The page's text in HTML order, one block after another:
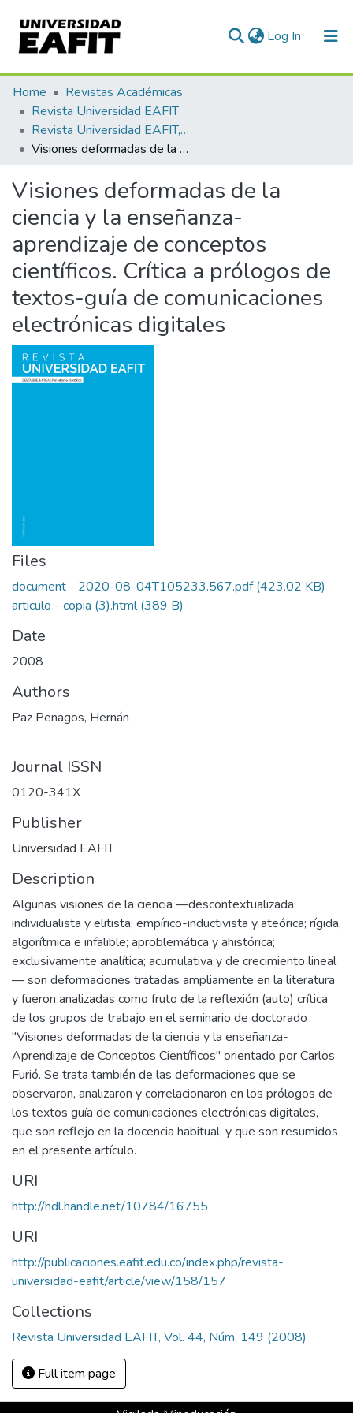
Log In (current)
Communities & Collections
All of DSpace
Statistics
Home
Revistas Académicas
Revista Universidad EAFIT
Revista Universidad EAFIT, Vol. 44, Núm. 149 (2008)
Visiones deformadas de la ciencia y la enseñanza-aprendizaje de conceptos científicos. Crítica a prólogos de textos-guía de comunicaciones electrónicas digitales
Visiones deformadas de la
ciencia y la enseñanza-
aprendizaje de conceptos
científicos. Crítica a prólogos de
textos-guía de comunicaciones
electrónicas digitales
Files
document - 2020-08-04T105233.567.pdf(423.02 KB)
articulo - copia (3).html(389 B)
Date
2008
Authors
Paz Penagos, Hernán
Journal ISSN
0120-341X
Publisher
Universidad EAFIT
Description
Algunas visiones de la ciencia —descontextualizada;
individualista y elitista; empírico-inductivista y ateórica; rígida,
algorítmica e infalible; aproblemática y ahistórica;
exclusivamente analítica; acumulativa y de crecimiento lineal
— son deformaciones tratadas ampliamente en la literatura
y fueron analizadas como fruto de la reflexión (auto) crítica
de los grupos de trabajo en el seminario de doctorado
"Visiones deformadas de la ciencia y la enseñanza-
Aprendizaje de Conceptos Científicos" orientado por Carlos
Furió. Se trata también de las deformaciones que se
observaron, analizaron y correlacionaron en los prólogos de
los textos guía de comunicaciones electrónicas digitales,
que son reflejo en la docencia habitual, y que son resumidos
en el presente artículo.
URI
http://hdl.handle.net/10784/16755
URI
http://publicaciones.eafit.edu.co/index.php/revista-
universidad-eafit/article/view/158/157
Collections
Revista Universidad EAFIT, Vol. 44, Núm. 149 (2008)
Full item page